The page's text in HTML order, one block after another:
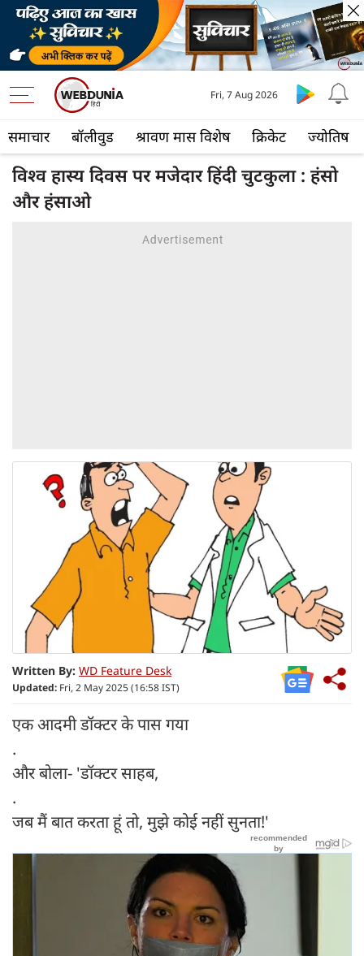
समाचार बॉलीवुड श्रावण मास विशेष क्रिकेट ज्योतिष
Fri, 7 Aug 2026
विश्व हास्य दिवस पर मजेदार हिंदी चुटकुला : हंसो
और हंसाओ
Written By: WD Feature Desk
Updated: Fri, 2 May 2025 (16:58 IST)
एक आदमी डॉक्टर के पास गया
.
और बोला- 'डॉक्टर साहब,
.
जब मैं बात करता हूं तो, मुझे कोई नहीं सुनता!'